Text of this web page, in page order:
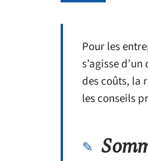
Pour les
s’agisse
des coûts, la
les conseils